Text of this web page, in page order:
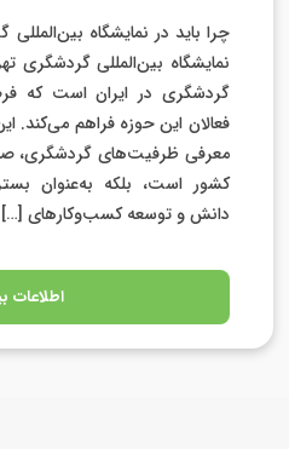
چرا باید در نمایشگاه
نمایشگاه بین‌المللی گردشگری
گردشگری در ایران است که
فعالان این حوزه فراهم می‌کند.
معرفی ظرفیت‌های گردشگری،
کشور است، بلکه به‌عنوان
دانش و توسعه کسب‌وکارهای […]
اطلاعات